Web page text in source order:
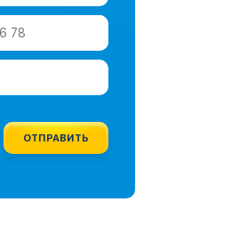
ОТПРАВИТЬ